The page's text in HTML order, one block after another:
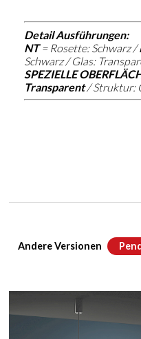
Detail Ausführungen:
NT= Rosette: Schwarz /
Schwarz / Glas:
SPEZIELLE
Transparent/ Struktur: